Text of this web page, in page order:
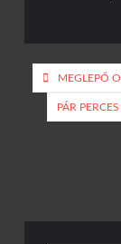
MEGLEPŐ
PÁR